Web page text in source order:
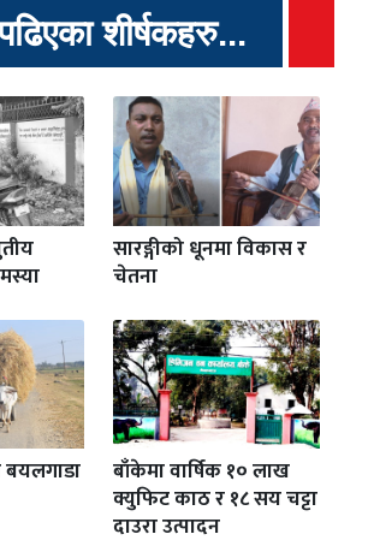
शीर्षकहरु...
सारङ्गीको धूनमा विकास र
चेतना
बाँकेमा वार्षिक १० लाख
क्युफिट काठ र १८ सय चट्टा
दाउरा उत्पादन